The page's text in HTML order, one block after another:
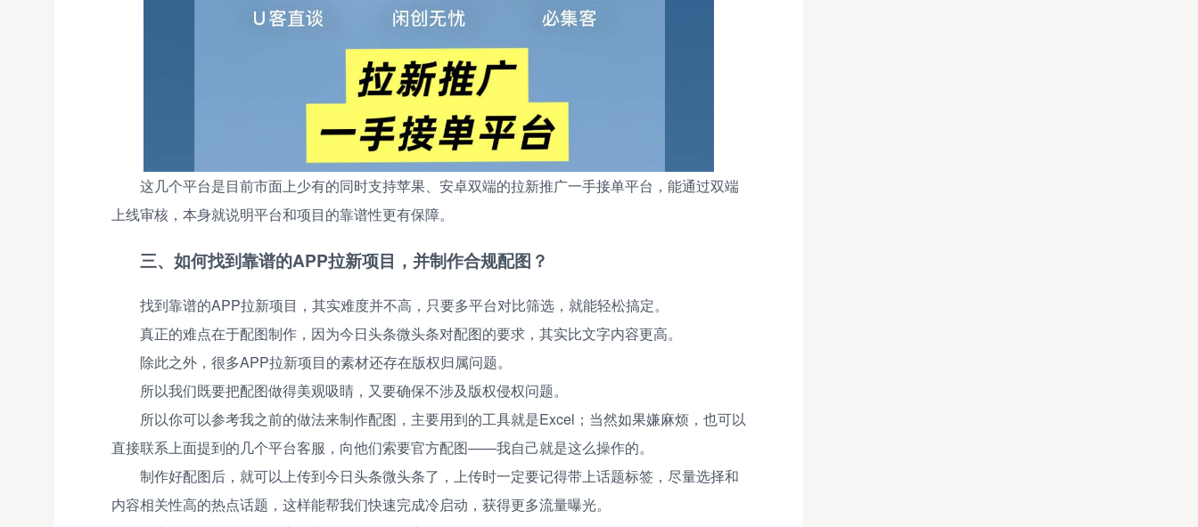
这几个平台是目前市面上少有的同时支持苹果、安卓双端的拉新推广一手接单平台，能通过双端
上线审核，本身就说明平台和项目的靠谱性更有保障。
三、如何找到靠谱的APP拉新项目，并制作合规配图？
找到靠谱的APP拉新项目，其实难度并不高，只要多平台对比筛选，就能轻松搞定。
真正的难点在于配图制作，因为今日头条微头条对配图的要求，其实比文字内容更高。
除此之外，很多APP拉新项目的素材还存在版权归属问题。
所以我们既要把配图做得美观吸睛，又要确保不涉及版权侵权问题。
所以你可以参考我之前的做法来制作配图，主要用到的工具就是Excel；当然如果嫌麻烦，也可以
直接联系上面提到的几个平台客服，向他们索要官方配图——我自己就是这么操作的。
制作好配图后，就可以上传到今日头条微头条了，上传时一定要记得带上话题标签，尽量选择和
内容相关性高的热点话题，这样能帮我们快速完成冷启动，获得更多流量曝光。